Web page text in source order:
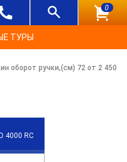
0
ТУРЫ
оборот ручки,(см) 72 от 2 450
4000 RC